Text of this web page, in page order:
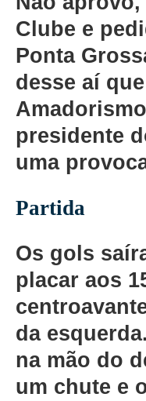
Clube e
Ponta
desse aí
presidente
uma
Partida
Os gols
placar aos
da
na mão do
um chute e